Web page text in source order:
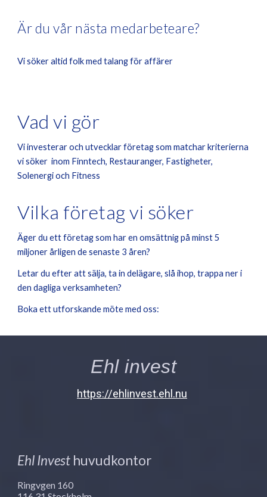
Är du vår nästa medarbeteare?
Vi söker altid folk med talang för affärer
Vad vi gör
Vi investerar och utvecklar företag som matchar kriterierna
vi söker inom Finntech, Restauranger, Fastigheter,
Solenergi och Fitness
Vilka företag vi söker
Äger du ett företag som har en omsättnig på minst 5
miljoner årligen de senaste 3 åren?
Letar du efter att sälja, ta in delägare, slå ihop, trappa ner i
den dagliga verksamheten?
Boka ett utforskande möte med oss:
Ehl invest
https://ehlinvest.ehl.nu
Ehl Invest huvudkontor
Ringvgen 160